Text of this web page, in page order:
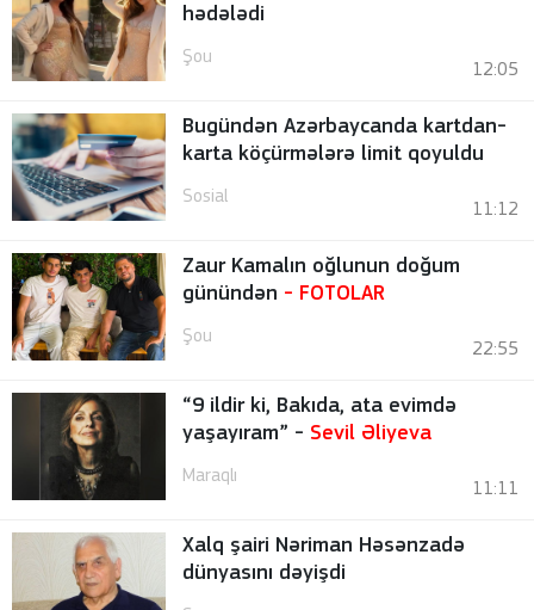
hədələdi
Şou
12:05
Bugündən Azərbaycanda kartdan-
karta köçürmələrə limit qoyuldu
Sosial
11:12
Zaur Kamalın oğlunun doğum
günündən - FOTOLAR
Şou
22:55
“9 ildir ki, Bakıda, ata evimdə
yaşayıram” - Sevil Əliyeva
Maraqlı
11:11
Xalq şairi Nəriman Həsənzadə
dünyasını dəyişdi